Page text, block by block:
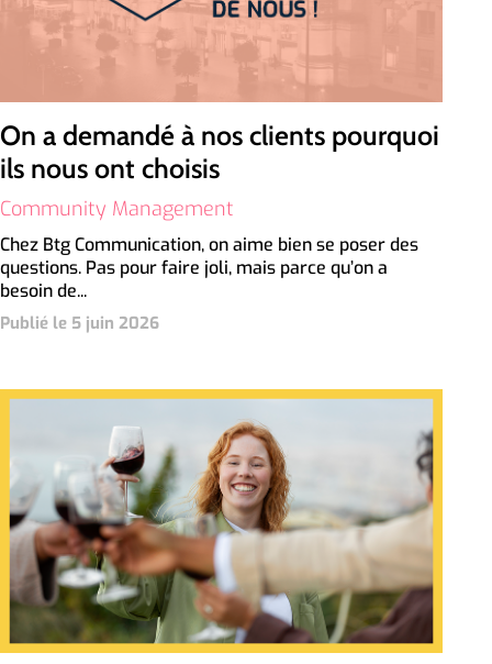
On a demandé à nos clients pourquoi
ils nous ont choisis
Community Management
Chez Btg Communication, on aime bien se poser des
questions. Pas pour faire joli, mais parce qu’on a
besoin de...
Publié le 5 juin 2026